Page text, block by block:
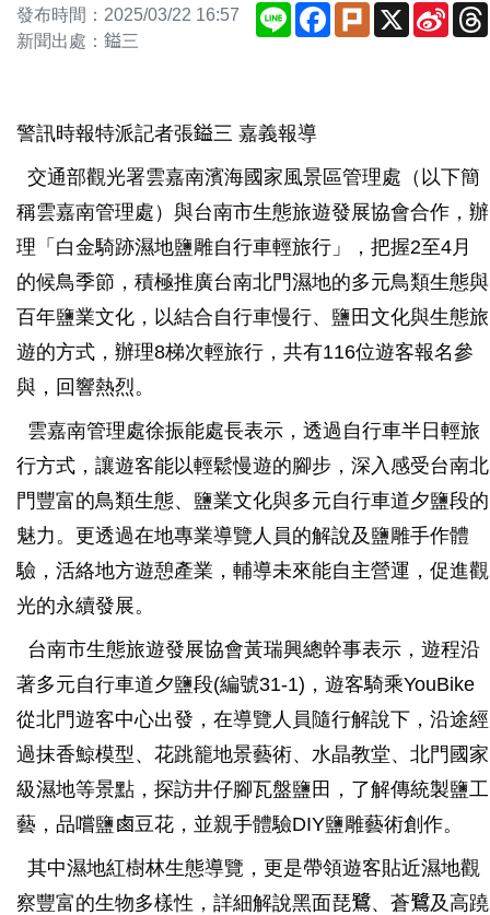
發布時間：2025/03/22 16:57
新聞出處：鎰三
Line Facebook
Plurk X
Sina
警訊時報特派記者張鎰三 嘉義報導
交通部觀光署雲嘉南濱海國家風景區管理處（以下簡
稱雲嘉南管理處）與台南市生態旅遊發展協會合作，辦
理「白金騎跡濕地鹽雕自行車輕旅行」，把握2至4月
的候鳥季節，積極推廣台南北門濕地的多元鳥類生態與
百年鹽業文化，以結合自行車慢行、鹽田文化與生態旅
遊的方式，辦理8梯次輕旅行，共有116位遊客報名參
與，回響熱烈。
雲嘉南管理處徐振能處長表示，透過自行車半日輕旅
行方式，讓遊客能以輕鬆慢遊的腳步，深入感受台南北
門豐富的鳥類生態、鹽業文化與多元自行車道夕鹽段的
魅力。更透過在地專業導覽人員的解說及鹽雕手作體
驗，活絡地方遊憩產業，輔導未來能自主營運，促進觀
光的永續發展。
台南市生態旅遊發展協會黃瑞興總幹事表示，遊程沿
著多元自行車道夕鹽段(編號31-1)，遊客騎乘YouBike
從北門遊客中心出發，在導覽人員隨行解說下，沿途經
過抹香鯨模型、花跳籠地景藝術、水晶教堂、北門國家
級濕地等景點，探訪井仔腳瓦盤鹽田，了解傳統製鹽工
藝，品嚐鹽鹵豆花，並親手體驗DIY鹽雕藝術創作。
其中濕地紅樹林生態導覽，更是帶領遊客貼近濕地觀
察豐富的生物多樣性，詳細解說黑面琵鷺、蒼鷺及高蹺